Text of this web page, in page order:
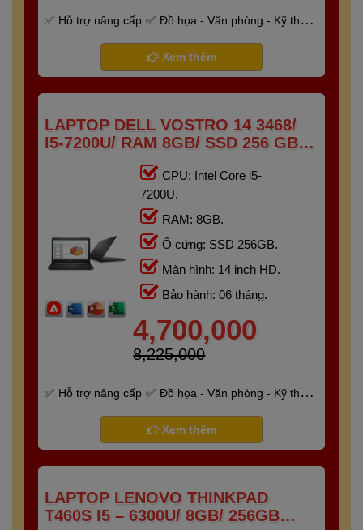
Hỗ trợ nâng cấp
Đồ họa - Văn phòng - Kỹ thuật
Bảo hành 6 tháng
Xem thêm
LAPTOP DELL VOSTRO 14 3468/
I5-7200U/ RAM 8GB/ SSD 256 GB/
CPU: Intel Core i5-
7200U.
RAM: 8GB.
Ổ cứng: SSD 256GB.
Màn hình: 14 inch HD.
Bảo hành: 06 tháng.
4,700,000
8,225,000
Hỗ trợ nâng cấp
Đồ họa - Văn phòng - Kỹ thuật
Bảo hành 6 tháng
Xem thêm
LAPTOP LENOVO THINKPAD
T460S I5 – 6300U/ 8GB/ 256GB